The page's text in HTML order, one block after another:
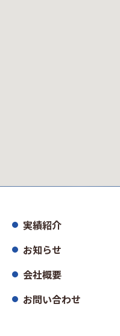
実績紹介
お知らせ
会社概要
お問い合わせ